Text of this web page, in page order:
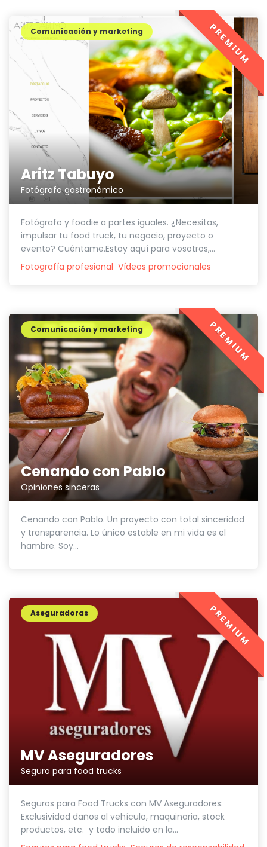
Aritz Tabuyo
Fotógrafo gastronómico
Comunicación y marketing
Fotógrafo y foodie a partes iguales. ¿Necesitas,
impulsar tu food truck, tu negocio, proyecto o
evento? Cuéntame.Estoy aquí para vosotros,...
Fotografía profesional Vídeos promocionales
PREMIUM
Cenando con Pablo
Opiniones sinceras
Comunicación y marketing
Cenando con Pablo. Un proyecto con total sinceridad
y transparencia. Lo único estable en mi vida es el
hambre. Soy...
PREMIUM
MV Aseguradores
Seguro para food trucks
Aseguradoras
Seguros para Food Trucks con MV Aseguradores:
Exclusividad daños al vehículo, maquinaria, stock
productos, etc. y todo incluido en la...
PREMIUM